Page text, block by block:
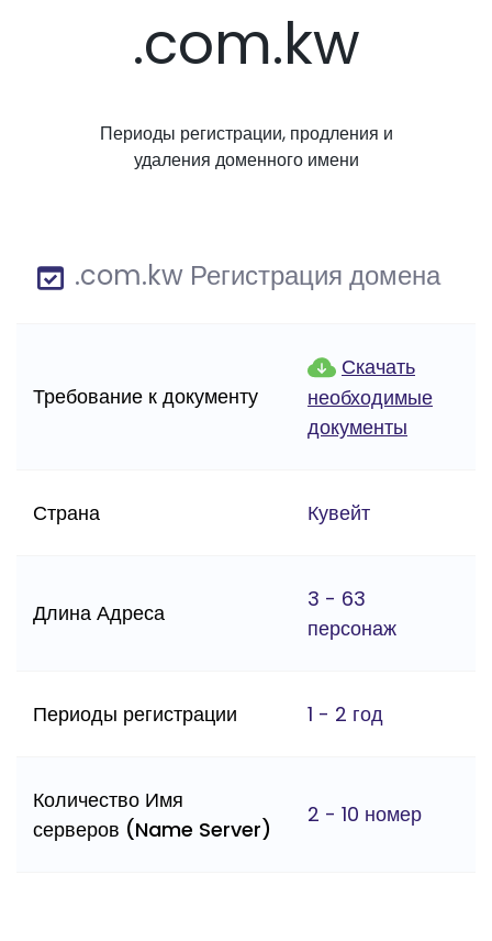
.com.kw
Периоды регистрации, продления и
удаления доменного имени
.com.kw Регистрация домена
Требование к документу
Скачать
необходимые
документы
Страна Кувейт
Длина Адреса
3 - 63
персонаж
Периоды регистрации 1 - 2 год
Количество Имя
серверов (Name Server)
2 - 10 номер